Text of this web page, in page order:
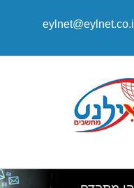
eylnet@eylnet.co.il